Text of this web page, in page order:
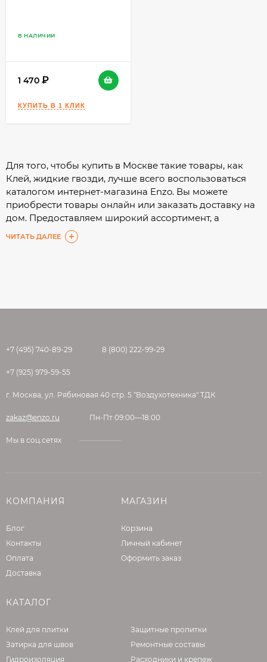
В НАЛИЧИИ
1 470
Для того, чтобы купить в Москве такие товары, как
Клей, жидкие гвозди, лучше всего воспользоваться
каталогом интернет-магазина Enzo. Вы можете
приобрести товары онлайн или заказать доставку на
дом. Предоставляем широкий ассортимент, а
подробные характеристики помогут Вам сделать
выбор с минимальными затратами времени.
ЧИТАТЬ ДАЛЕЕ
+7 (495) 740-89-29 8 (800) 222-99-29
+7 (925) 979-59-55
г. Москва, ул. Рябиновая 40 стр. 5 "Воздухотехника" ТДК
zakaz@enzo.ru Пн-Пт 09:00—18:00
Мы в соц.сетях
КОМПАНИЯ
Блог
Контакты
Оплата
Доставка
МАГАЗИН
Корзина
Личный кабинет
Оформить заказ
КАТАЛОГ
Клей для плитки
Затирка для швов
Гидроизоляция
Защитные пропитки
Ремонтные составы
Расходники и крепеж